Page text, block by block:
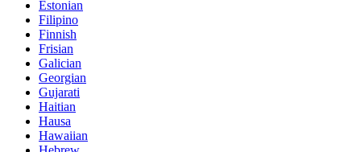
Estonian
Filipino
Finnish
Frisian
Galician
Georgian
Gujarati
Haitian
Hausa
Hawaiian